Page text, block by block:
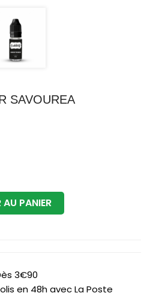
SAVOUREA
PANIER
3€90
en 48h avec La Poste